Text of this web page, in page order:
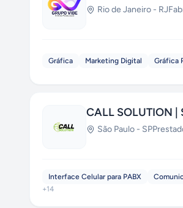
Rio de Janeiro - RJ
Gráfica Marketing Digital Gráfica
CALL SOLUTION
São Paulo - SP
Interface Celular para PABX
+14